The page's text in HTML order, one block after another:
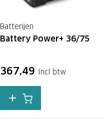
Batterijen
Battery Power+ 36/75
367,49 Incl btw